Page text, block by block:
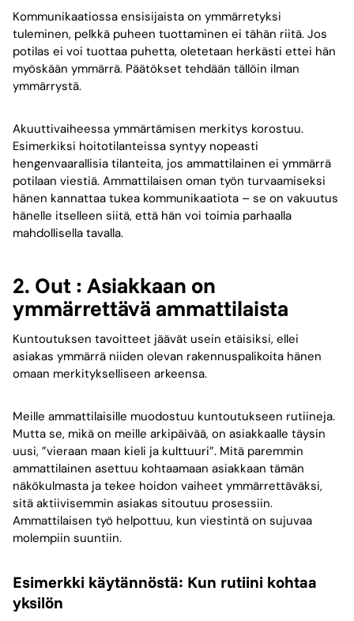
Kommunikaatiossa ensisijaista on ymmärretyksi
tuleminen, pelkkä puheen tuottaminen ei tähän riitä. Jos
potilas ei voi tuottaa puhetta, oletetaan herkästi ettei hän
myöskään ymmärrä. Päätökset tehdään tällöin ilman
ymmärrystä.
Akuuttivaiheessa ymmärtämisen merkitys korostuu.
Esimerkiksi hoitotilanteissa syntyy nopeasti
hengenvaarallisia tilanteita, jos ammattilainen ei ymmärrä
potilaan viestiä. Ammattilaisen oman työn turvaamiseksi
hänen kannattaa tukea kommunikaatiota – se on vakuutus
hänelle itselleen siitä, että hän voi toimia parhaalla
mahdollisella tavalla.
2. Out : Asiakkaan on
ymmärrettävä ammattilaista
Kuntoutuksen tavoitteet jäävät usein etäisiksi, ellei
asiakas ymmärrä niiden olevan rakennuspalikoita hänen
omaan merkitykselliseen arkeensa.
Meille ammattilaisille muodostuu kuntoutukseen rutiineja.
Mutta se, mikä on meille arkipäivää, on asiakkaalle täysin
uusi, ”vieraan maan kieli ja kulttuuri”. Mitä paremmin
ammattilainen asettuu kohtaamaan asiakkaan tämän
näkökulmasta ja tekee hoidon vaiheet ymmärrettäväksi,
sitä aktiivisemmin asiakas sitoutuu prosessiin.
Ammattilaisen työ helpottuu, kun viestintä on sujuvaa
molempiin suuntiin.
Esimerkki käytännöstä: Kun rutiini kohtaa
yksilön